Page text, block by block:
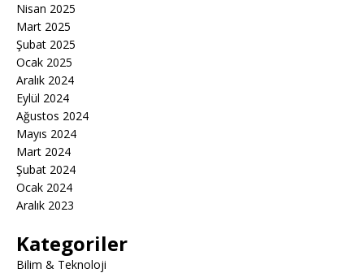
Nisan 2025
Mart 2025
Şubat 2025
Ocak 2025
Aralık 2024
Eylül 2024
Ağustos 2024
Mayıs 2024
Mart 2024
Şubat 2024
Ocak 2024
Aralık 2023
Kategoriler
Bilim & Teknoloji